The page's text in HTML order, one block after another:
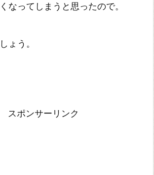
なってしまうと思ったので。
ょう。
スポンサーリンク